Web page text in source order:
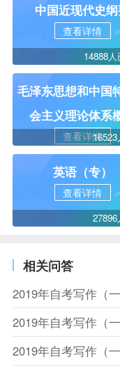
中国近现代史
查看详情
14888
毛泽东思想和中国
会主义理论体系
查看详情16523
英语（专）
查看详情
27896
相关问答
2019年自考写作（
2019年自考写作（
2019年自考写作（